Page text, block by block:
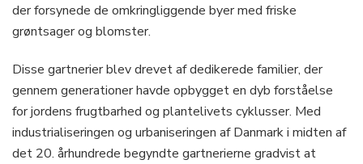
der forsynede de omkringliggende byer med friske
grøntsager og blomster.
Disse gartnerier blev drevet af dedikerede familier, der
gennem generationer havde opbygget en dyb forståelse
for jordens frugtbarhed og plantelivets cyklusser. Med
industrialiseringen og urbaniseringen af Danmark i midten af
det 20. århundrede begyndte gartnerierne gradvist at